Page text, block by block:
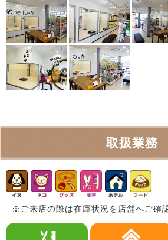
取扱業務
※ご来店の際は在庫状況を店舗へご確